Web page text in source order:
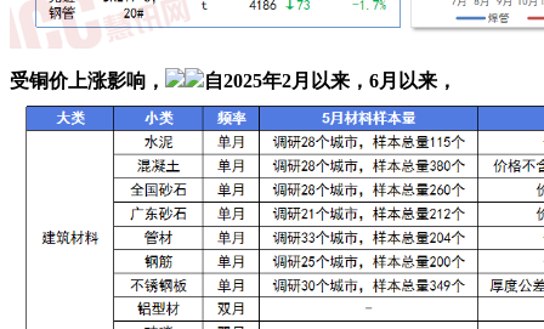
受铜价上涨影响， 自2025年2月以来，6月以来，